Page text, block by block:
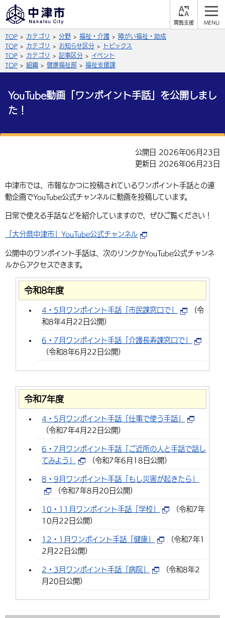
ふりがなをつける
黒 青 白
文字の大きさ
拡大 標準
英語（English） 中国語（簡体字）
Facebook
サイト内検索
総合メニュー
福祉・介護 健康・予防
税金 住宅・インフラ
環境・衛生 生涯学習・スポーツ・人権
選挙 外国人の方向け情報
入札・契約 産業・雇用
農林水産業 税金
都市整備
子育て・教育
施設情報 子どもを預ける
手当・助成 健康・医療
相談・支援・情報
観光・移住
観光なび スポットを探す
遊ぶ・体験する
買う・おみやげ 四季のイベント・祭り
中津市について
地方創生・地域活性化 広報・広聴
TOP カテゴリ 分野 福祉・介護
障がい福祉・助成
TOP
カテゴリ お知らせ区分
トピックス
TOP
カテゴリ 記事区分
イベント
TOP
組織 健康福祉部 福祉支援課
YouTube動画「ワンポイント手話」を公開しまし
た！
公開日 2026年06月23日
更新日 2026年06月23日
中津市では、市報なかつに投稿されているワンポイント手話との連
動企画でYouTube公式チャンネルに動画を投稿しています。
日常で使える手話などを紹介していますので、ぜひご覧ください！
「大分県中津市」YouTube公式チャンネル
公開中のワンポイント手話は、次のリンクかYouTube公式チャンネ
ルからアクセスできます。
令和8年度
4・5月ワンポイント手話「市民課窓口で」
（令
和8年4月22日公開）
6・7月ワンポイント手話「介護長寿課窓口で」
（令和8年6月22日公開）
令和7年度
4・5月ワンポイント手話「仕事で使う手話」
（令和7年4月22日公開）
6・7月ワンポイント手話「ご近所の人と手話で話し
てみよう」
（令和7年6月18日公開）
8・9月ワンポイント手話「もし災害が起きたら」
（令和7年8月20日公開）
10・11月ワンポイント手話「学校」
（令和7年
10月22日公開）
12・1月ワンポイント手話「健康」
（令和7年1
2月22日公開）
2・3月ワンポイント手話「病院」
（令和8年2
月20日公開）